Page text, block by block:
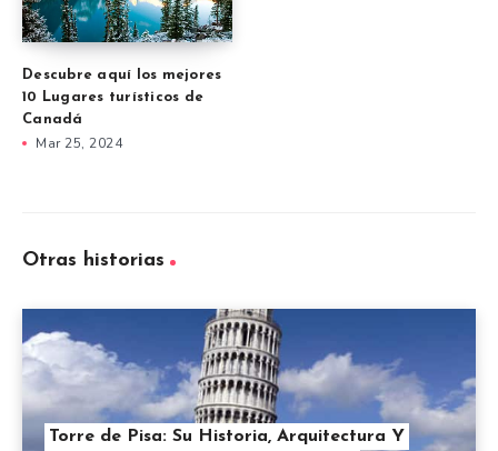
Descubre aquí los mejores
10 Lugares turísticos de
Canadá
Mar 25, 2024
Otras historias
Torre de Pisa: Su Historia, Arquitectura Y